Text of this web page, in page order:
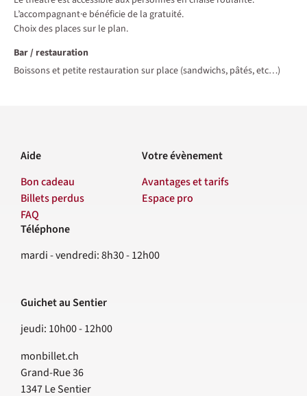
L’accompagnant·e bénéficie de la gratuité.
Choix des places sur le plan.
Bar / restauration
Boissons et petite restauration sur place (sandwichs, pâtés, etc…)
Aide
Bon cadeau
Billets perdus
FAQ
Votre évènement
Avantages et tarifs
Espace pro
Contact
Téléphone
mardi - vendredi: 8h30 - 12h00
Guichet au Sentier
jeudi: 10h00 - 12h00
monbillet.ch
Grand-Rue 36
1347Le Sentier